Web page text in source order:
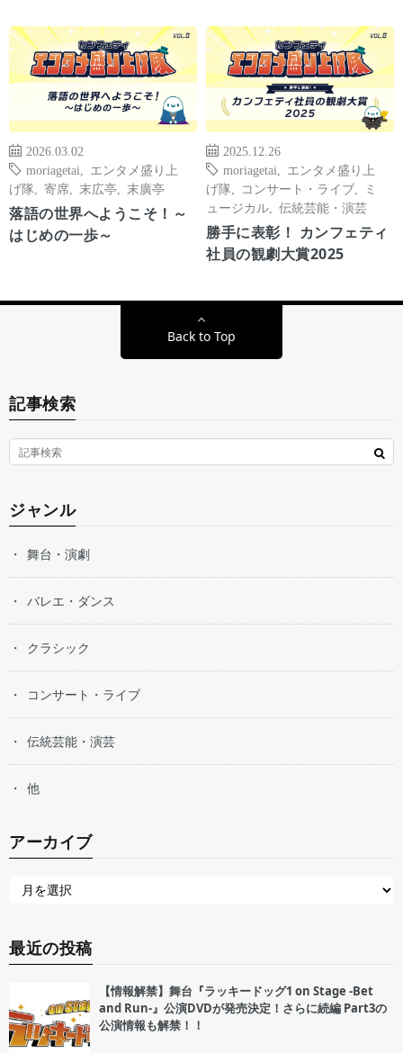
2026.03.02
moriagetai
エンタメ盛り上
げ隊
寄席 末広亭 末廣亭
落語の世界へようこそ！～
はじめの一歩～
2025.12.26
moriagetai
エンタメ盛り上
げ隊
コンサート・ライブ
ミ
ュージカル
伝統芸能・演芸
勝手に表彰！ カンフェティ
社員の観劇大賞2025
Back to Top
記事検索
ジャンル
舞台・演劇
バレエ・ダンス
クラシック
コンサート・ライブ
伝統芸能・演芸
他
アーカイブ
最近の投稿
【情報解禁】舞台『ラッキードッグ1 on Stage -Bet
and Run-』公演DVDが発売決定！さらに続編 Part3の
公演情報も解禁！！